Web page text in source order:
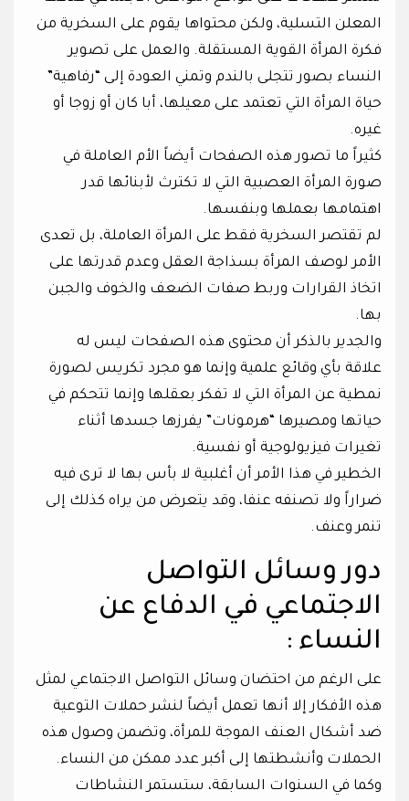
المعلن التسلية، ولكن محتواها يقوم على السخرية من
فكرة المرأة القوية المستقلة. والعمل على تصوير
النساء بصور تتجلى بالندم وتمني العودة إلى “رفاهية”
حياة المرأة التي تعتمد على معيلها، أبا كان أو زوجا أو
غيره.
كثيراً ما تصور هذه الصفحات أيضاً الأم العاملة في
صورة المرأة العصبية التي لا تكترث لأبنائها قدر
اهتمامها بعملها وبنفسها.
لم تقتصر السخرية فقط على المرأة العاملة، بل تعدى
الأمر لوصف المرأة بسذاجة العقل وعدم قدرتها على
اتخاذ القرارات وربط صفات الضعف والخوف والجبن
بها.
والجدير بالذكر أن محتوى هذه الصفحات ليس له
علاقة بأي وقائع علمية وإنما هو مجرد تكريس لصورة
نمطية عن المرأة التي لا تفكر بعقلها وإنما تتحكم في
حياتها ومصيرها “هرمونات” يفرزها جسدها أثناء
تغيرات فيزيولوجية أو نفسية.
الخطير في هذا الأمر أن أغلبية لا بأس بها لا ترى فيه
ضراراً ولا تصنفه عنفا، وقد يتعرض من يراه كذلك إلى
تنمر وعنف.
دور وسائل التواصل
الاجتماعي في الدفاع عن
النساء :
على الرغم من احتضان وسائل التواصل الاجتماعي لمثل
هذه الأفكار إلا أنها تعمل أيضاً لنشر حملات التوعية
ضد أشكال العنف الموجة للمرأة، وتضمن وصول هذه
الحملات وأنشطتها إلى أكبر عدد ممكن من النساء.
وكما في السنوات السابقة، ستستمر النشاطات